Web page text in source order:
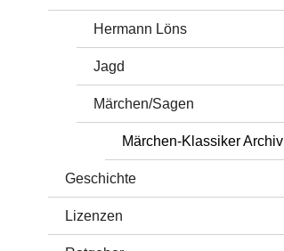
Hermann Löns
Jagd
Märchen/Sagen
Märchen-Klassiker Archiv
Geschichte
Lizenzen